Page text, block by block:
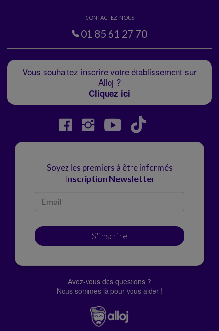
CONTACTEZ-NOUS
01 85 61 27 70
Vous souhaitez inscrire votre établissement sur
Alloj ?
Cliquez ici
Soyez les premiers à être informés
Inscription Newsletter
S'inscrire
Avez-vous des questions ?
Nous sommes là pour vous aider !